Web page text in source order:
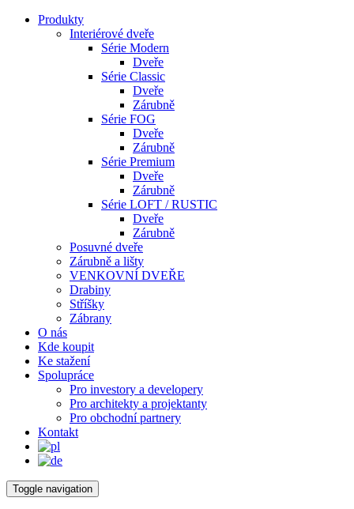
Produkty
Interiérové dveře
Série Modern
Dveře
Série Classic
Dveře
Zárubně
Série FOG
Dveře
Zárubně
Série Premium
Dveře
Zárubně
Série LOFT / RUSTIC
Dveře
Zárubně
Posuvné dveře
Zárubně a lišty
VENKOVNÍ DVEŘE
Drabiny
Stříšky
Zábrany
O nás
Kde koupit
Ke stažení
Spolupráce
Pro investory a developery
Pro architekty a projektanty
Pro obchodní partnery
Kontakt
Toggle navigation